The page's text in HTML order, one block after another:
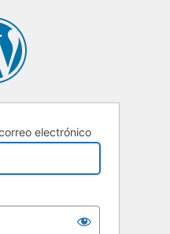
electrónico